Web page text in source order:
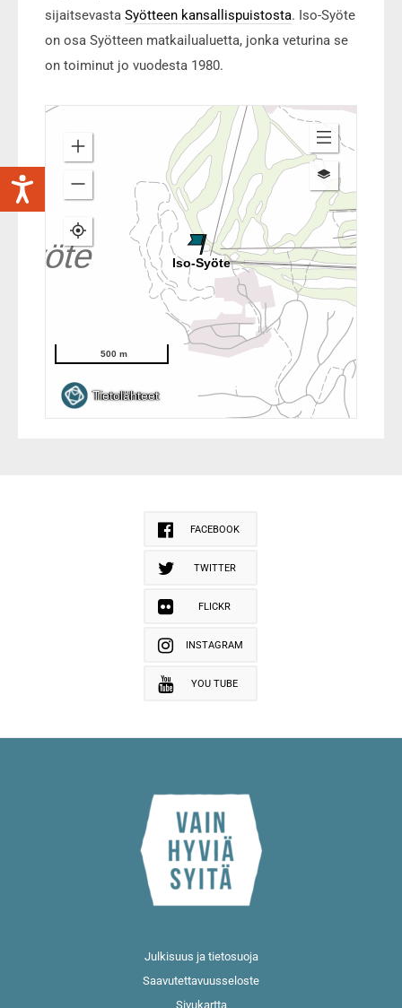
sijaitsevasta Syötteen kansallispuistosta. Iso-Syöte
on osa Syötteen matkailualuetta, jonka veturina se
on toiminut jo vuodesta 1980.
FACEBOOK
TWITTER
FLICKR
INSTAGRAM
YOU TUBE
Julkisuus ja tietosuoja
Saavutettavuusseloste
Sivukartta